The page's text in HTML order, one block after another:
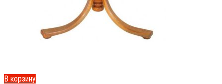
В корзину